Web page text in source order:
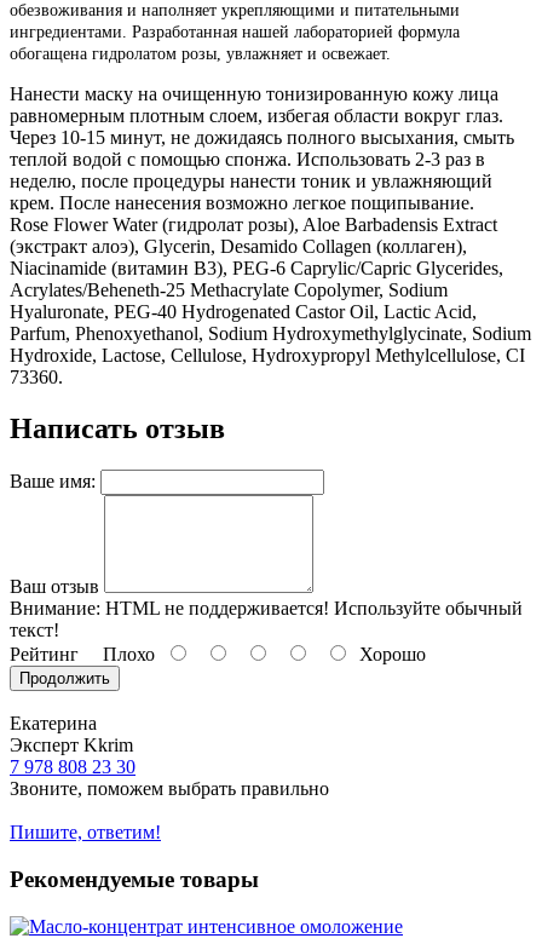
обезвоживания и наполняет укрепляющими и питательными
ингредиентами. Разработанная нашей лабораторией формула
обогащена гидролатом розы, увлажняет и освежает.
Нанести маску на очищенную тонизированную кожу лица
равномерным плотным слоем, избегая области вокруг глаз.
Через 10-15 минут, не дожидаясь полного высыхания, смыть
теплой водой с помощью спонжа. Использовать 2-3 раз в
неделю, после процедуры нанести тоник и увлажняющий
крем. После нанесения возможно легкое пощипывание.
Rose Flower Water (гидролат розы), Aloe Barbadensis Extract
(экстракт алоэ), Glycerin, Desamido Collagen (коллаген),
Niacinamide (витамин В3), PEG-6 Caprylic/Capric Glycerides,
Acrylates/Beheneth-25 Methacrylate Copolymer, Sodium
Hyaluronate, PEG-40 Hydrogenated Castor Oil, Lactic Acid,
Parfum, Phenoxyethanol, Sodium Hydroxymethylglycinate, Sodium
Hydroxide, Lactose, Cellulose, Hydroxypropyl Methylcellulose, CI
73360.
Написать отзыв
Ваше имя:
Ваш отзыв
Внимание: HTML не поддерживается! Используйте обычный
текст!
Рейтинг Плохо Хорошо
Продолжить
Екатерина
Эксперт Kkrim
7 978 808 23 30
Звоните, поможем выбрать правильно
Пишите, ответим!
Рекомендуемые товары